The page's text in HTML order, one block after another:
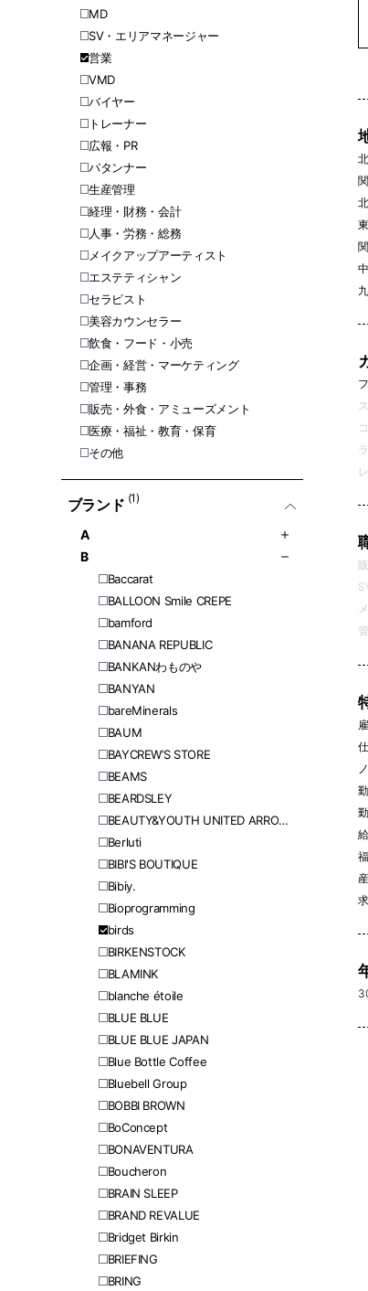
MD
SV・エリアマネージャー
営業
VMD
バイヤー
トレーナー
広報・PR
パタンナー
生産管理
経理・財務・会計
人事・労務・総務
メイクアップアーティスト
エステティシャン
セラピスト
美容カウンセラー
飲食・フード・小売
企画・経営・マーケティング
管理・事務
販売・外食・アミューズメント
医療・福祉・教育・保育
その他
ブランド (1)
A
B
Baccarat
BALLOON Smile CREPE
bamford
BANANA REPUBLIC
BANKANわものや
BANYAN
bareMinerals
BAUM
BAYCREW’S STORE
BEAMS
BEARDSLEY
BEAUTY&YOUTH UNITED ARROWS
Berluti
BIBI'S BOUTIQUE
Bibiy.
Bioprogramming
birds
BIRKENSTOCK
BLAMINK
blanche étoile
BLUE BLUE
BLUE BLUE JAPAN
Blue Bottle Coffee
Bluebell Group
BOBBI BROWN
BoConcept
BONAVENTURA
Boucheron
BRAIN SLEEP
BRAND REVALUE
Bridget Birkin
BRIEFING
BRING